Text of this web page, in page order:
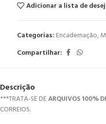
Adicionar a lista de
Categorias: Encadernação,
Compartilhar:
Descrição
***TRATA-SE DEARQUIVOS 100%
CORREIOS.